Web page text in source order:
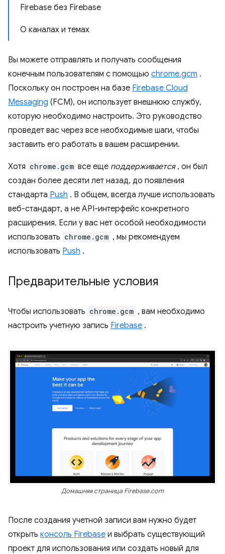
Firebase без Firebase
О каналах и темах
Вы можете отправлять и получать сообщения
конечным пользователям с помощью chrome.gcm .
Поскольку он построен на базе Firebase Cloud
Messaging (FCM), он использует внешнюю службу,
которую необходимо настроить. Это руководство
проведет вас через все необходимые шаги, чтобы
заставить его работать в вашем расширении.
Хотя chrome.gcm все еще поддерживается, он был
создан более десяти лет назад, до появления
стандарта Push . В общем, всегда лучше использовать
веб-стандарт, а не API-интерфейс конкретного
расширения. Если у вас нет особой необходимости
использовать chrome.gcm , мы рекомендуем
использовать Push .
Предварительные условия
Чтобы использовать chrome.gcm , вам необходимо
настроить учетную запись Firebase .
Домашняя страница Firebase.com
После создания учетной записи вам нужно будет
открыть консоль Firebase и выбрать существующий
проект для использования или создать новый для